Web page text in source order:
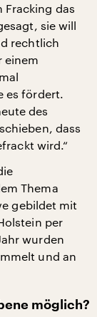
Fracking das
sie will
rechtlich
einem
es fördert.
des
dass
wird.“
Thema
gebildet mit
per
wurden
und an
möglich?